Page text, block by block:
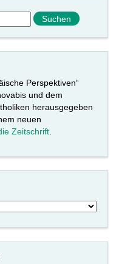
Perspektiven“
und dem
herausgegeben
neuen
Zeitschrift